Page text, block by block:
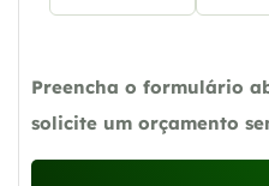
Preencha o formulário
solicite um orçamento